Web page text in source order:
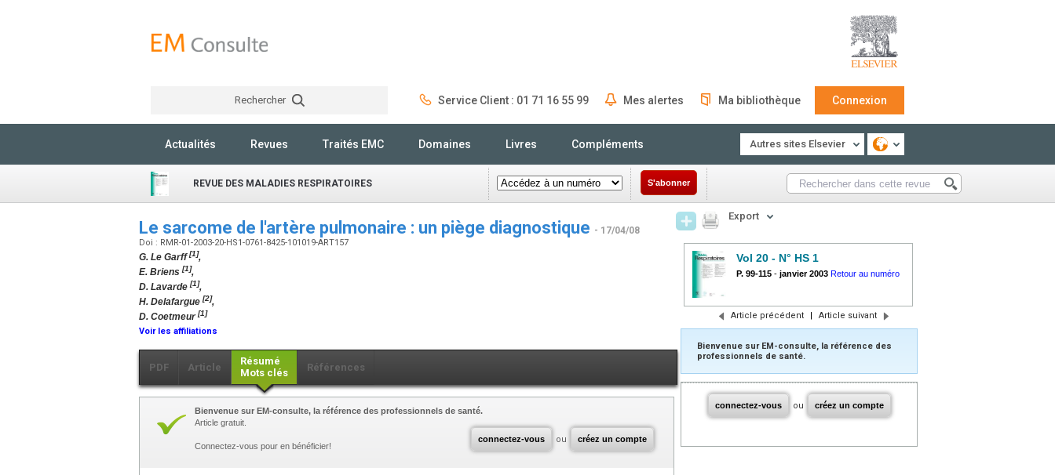
Rechercher Service Client : 01 71 16 55 99 Mes alertes Ma bibliothèque Connexion
Actualités Revues Traités EMC Domaines Livres Compléments Autres sites Elsevier
REVUE DES MALADIES RESPIRATOIRES S'abonner
Le sarcome de l'artère pulmonaire : un piège diagnostique - 17/04/08
Doi : RMR-01-2003-20-HS1-0761-8425-101019-ART157
G. Le Garff[1],
E. Briens [1],
D. Lavarde [1],
H. Delafargue [2],
D. Coetmeur[1]
Voir les affiliations
PDF Article
Résumé
Mots clés
Références
connectez-vous ou créez un compte
Bienvenue sur EM-consulte, la référence des professionnels de santé.
Article gratuit.
Connectez-vous pour en bénéficier!
Export
Vol 20 - N° HS 1
P. 99-115 - janvier 2003 Retour au numéro
Article précédent | Article suivant
Bienvenue sur EM-consulte, la référence des
professionnels de santé.
connectez-vous ou créez un compte